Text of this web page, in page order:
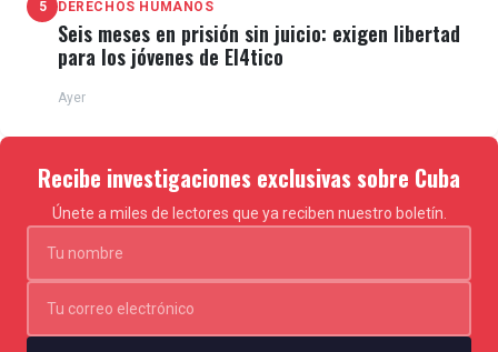
5 DERECHOS HUMANOS
Seis meses en prisión sin juicio: exigen libertad
para los jóvenes de El4tico
Ayer
Recibe investigaciones exclusivas sobre Cuba
Únete a miles de lectores que ya reciben nuestro boletín.